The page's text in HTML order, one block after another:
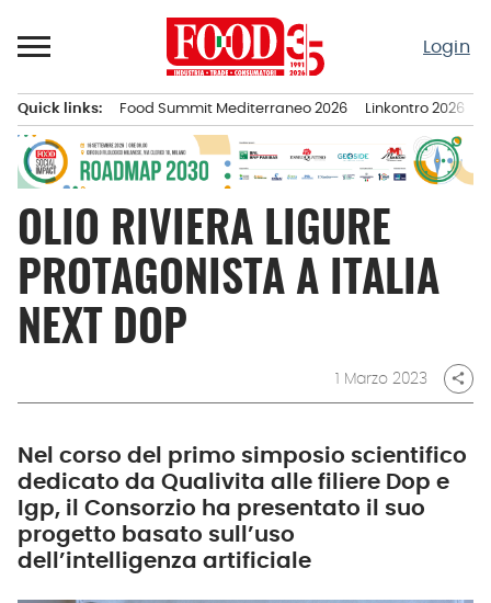
al
Login
principale
Quick links: Food Summit Mediterraneo 2026 Linkontro 2026
OLIO RIVIERA LIGURE
PROTAGONISTA A ITALIA
NEXT DOP
1 Marzo 2023 share
Nel corso del primo simposio scientifico
dedicato da Qualivita alle filiere Dop e
Igp, il Consorzio ha presentato il suo
progetto basato sull’uso
dell’intelligenza artificiale